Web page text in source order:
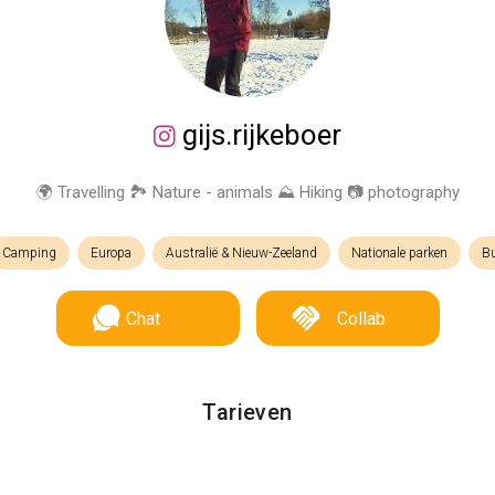
gijs.rijkeboer
🌍 Travelling 🏞️ Nature - animals ⛰️ Hiking 📷 photography
Camping Europa Australië & Nieuw-Zeeland Nationale parken
Chat Collab
Tarieven